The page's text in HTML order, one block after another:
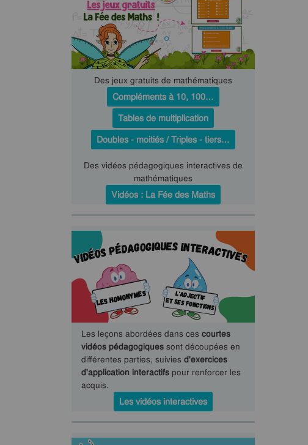
Des jeux gratuits de mathématiques
Compléments à 10, 100…
Tables de multiplication
Doubles - moitiés / Triples - tiers…
Des vidéos pédagogiques interactives de
mathématiques
Vidéos : La Fée des Maths
Les leçons abordées dans ces courtes
vidéos pédagogiquessont découpées en
différentes parties, suivies d'exercices
d'application interactifspour renforcer les
acquis.
Les vidéos interactives